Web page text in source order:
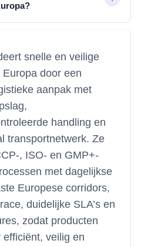
snelle en veilige
door een
aanpak met
handling en
transportnetwerk. Ze
, ISO- en GMP+-
met dagelijkse
Europese corridors,
duidelijke SLA’s en
zodat producten
efficiënt, veilig en